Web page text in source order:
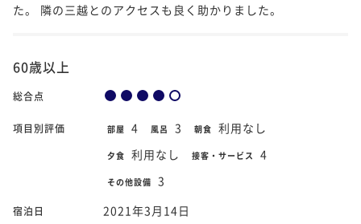
た。 隣の三越とのアクセスも良く助かりました。
60歳以上
総合点
項目別評価 部屋 4 風呂 3 朝食 利用なし
夕食 利用なし 接客・サービス 4
その他設備 3
宿泊日 2021年3月14日